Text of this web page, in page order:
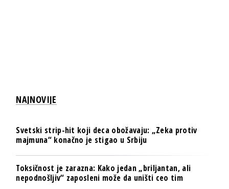
NAJNOVIJE
Svetski strip-hit koji deca obožavaju: „Zeka protiv
majmuna“ konačno je stigao u Srbiju
Toksičnost je zarazna: Kako jedan „briljantan, ali
nepodnošljiv“ zaposleni može da uništi ceo tim